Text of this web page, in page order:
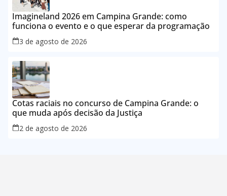
Imagineland 2026 em Campina Grande: como
funciona o evento e o que esperar da programação
3 de agosto de 2026
Cotas raciais no concurso de Campina Grande: o
que muda após decisão da Justiça
2 de agosto de 2026